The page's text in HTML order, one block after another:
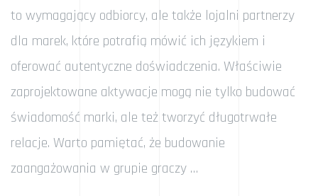
to wymagający odbiorcy, ale także lojalni partnerzy
dla marek, które potrafią mówić ich językiem i
oferować autentyczne doświadczenia. Właściwie
zaprojektowane aktywacje mogą nie tylko budować
świadomość marki, ale też tworzyć długotrwałe
relacje. Warto pamiętać, że budowanie
zaangażowania w grupie graczy …